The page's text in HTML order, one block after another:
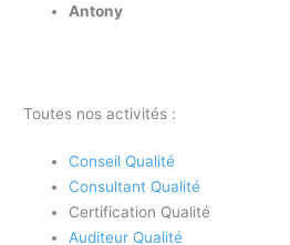
Antony
Toutes nos activités :
Conseil Qualité
Consultant Qualité
Certification Qualité
Auditeur Qualité